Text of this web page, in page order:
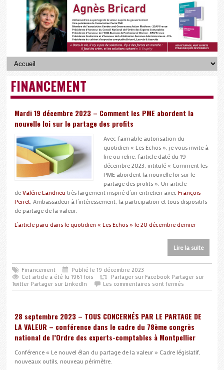
FINANCEMENT
Mardi 19 décembre 2023 – Comment les PME abordent la
nouvelle loi sur le partage des profits
Avec l’aimable autorisation du
quotidien « Les Echos », je vous invite à
lire ou relire, l’article daté du 19
décembre 2023, intitulé « Comment les
PME abordent la nouvelle loi sur le
partage des profits ». Un article
deValérie Landrieu très largement inspiré d’un entretien avec François
Perret, Ambassadeur à l’intéressement, la participation et tous dispositifs
de partage de la valeur.
L’article paru dans le quotidien « Les Echos » le 20 décembre dernier
Lire la suite
Financement
Publié le 19 décembre 2023
Cet article a été lu 1961 fois
Partager sur Facebook Partager sur
Twitter Partager sur LinkedIn Les commentaires sont fermés
28 septembre 2023 – TOUS CONCERNÉS PAR LE PARTAGE DE
LA VALEUR – conférence dans le cadre du 78ème congrès
national de l’Ordre des experts-comptables à Montpellier
Conférence « Le nouvel élan du partage de la valeur » Cadre législatif,
nouveaux outils, nouveau périmètre.